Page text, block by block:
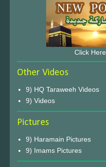
Click Here
Other Videos
9) HQ Taraweeh Videos
9) Videos
Pictures
9) Haramain Pictures
9) Imams Pictures